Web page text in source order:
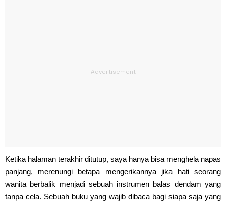
Ketika halaman terakhir ditutup, saya hanya bisa menghela napas
panjang, merenungi betapa mengerikannya jika hati seorang
wanita berbalik menjadi sebuah instrumen balas dendam yang
tanpa cela. Sebuah buku yang wajib dibaca bagi siapa saja yang